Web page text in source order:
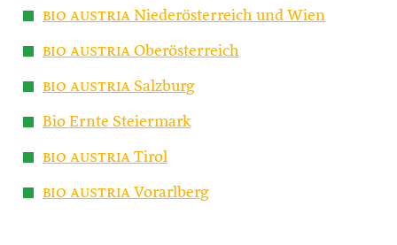
bio austria Niederösterreich und Wien
bio austria Oberösterreich
bio austria Salzburg
Bio Ernte Steiermark
bio austria Tirol
bio austria Vorarlberg